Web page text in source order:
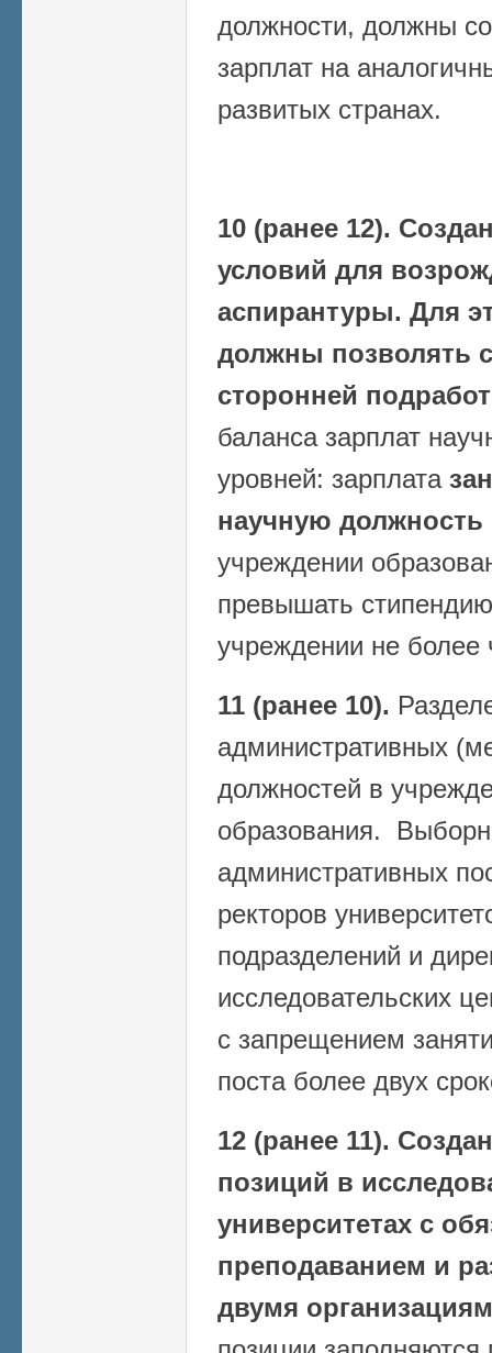
должности, должны
зарплат на
развитых странах.
10 (ранее 12).
условий для
аспирантуры. Для
должны позволять
сторонней
баланса зарплат
уровней: зарплата
научную должность
учреждении
превышать
учреждении не
11 (ранее 10).
административных
должностей в
образования.
административных
ректоров
подразделений и
исследовательских
с запрещением
поста более двух
12 (ранее 11).
позиций в
университетах с
преподаванием и
двумя